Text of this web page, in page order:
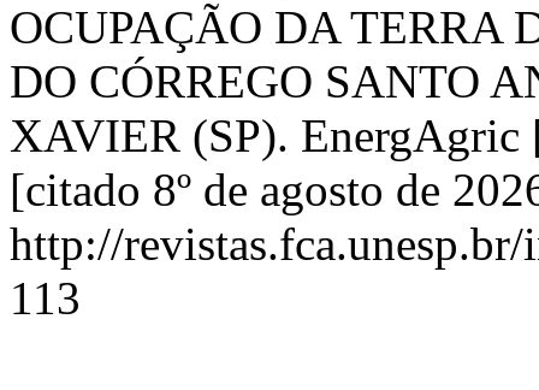
OCUPAÇÃO DA TERRA
DO CÓRREGO SANTO
XAVIER (SP). EnergAgric
[citado 8º de agosto de
http://
113